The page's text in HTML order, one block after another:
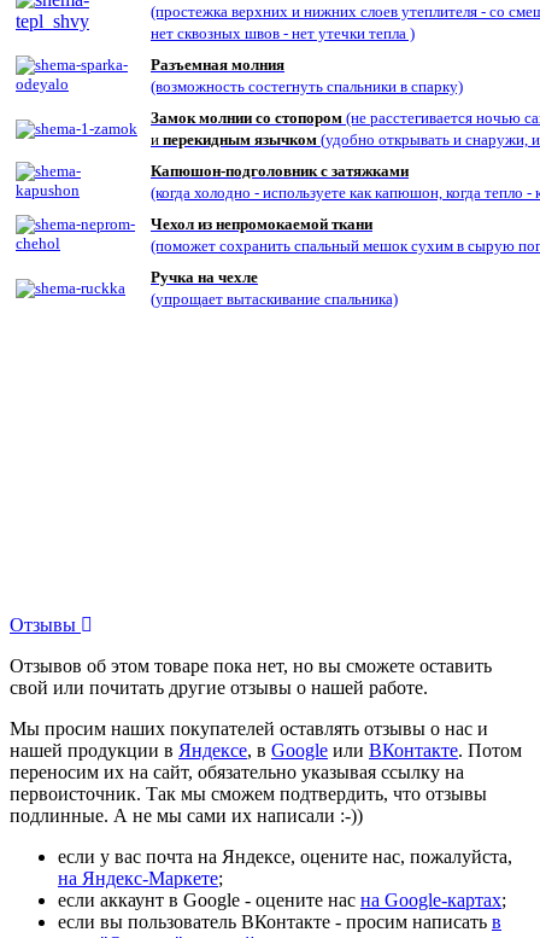
(простежка верхних и нижних слоев утеплителя - со
нет сквозных швов - нет утечки тепла )
Разъемная молния
(возможность состегнуть спальники в спарку)
Замок молнии со стопором (не расстегивается ночью
и перекидным язычком (удобно открывать и снаружи,
Капюшон-подголовник с затяжками
(когда холодно - используете как капюшон, когда тепло -
Чехол из непромокаемой ткани
(поможет сохранить спальный мешок сухим в сырую
Ручка на чехле
(упрощает вытаскивание спальника)
Отзывы
Отзывов об этом товаре пока нет, но вы сможете оставить
свой или почитать другие отзывы о нашей работе.
Мы просим наших покупателей оставлять отзывы о нас и
нашей продукции в Яндексе, в Google или ВКонтакте. Потом
переносим их на сайт, обязательно указывая ссылку на
первоисточник. Так мы сможем подтвердить, что отзывы
подлинные. А не мы сами их написали :-))
если у вас почта на Яндексе, оцените нас, пожалуйста,
на Яндекс-Маркете;
если аккаунт в Google - оцените нас на Google-картах;
если вы пользователь ВКонтакте - просим написать в